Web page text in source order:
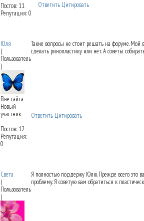
Постов: 11
Репутация: 0
Ответить Цитировать
Юля
(
Пользователь
)
Вне сайта
Новый
участник
Постов: 12
Репутация:
0
Такие вопросы не стоит решать на форуме. Мой
сделать ринопластику или нет. А советы
Ответить Цитировать
Света
(
Пользователь
)
Я полностью поддержу Юлю. Прежде всего это
проблему. Я советую вам обратиться к